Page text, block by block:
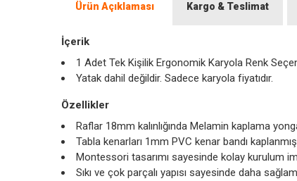
Ürün Açıklaması Kargo & Teslimat
İçerik
1 Adet Tek Kişilik Ergonomik Karyola Renk
Yatak dahil değildir. Sadece karyola fiyatıdır.
Özellikler
Raflar 18mm kalınlığında Melamin kaplama
Tabla kenarları 1mm PVC kenar bandı
Montessori tasarımı sayesinde kolay kurulum
Sıkı ve çok parçalı yapısı sayesinde daha